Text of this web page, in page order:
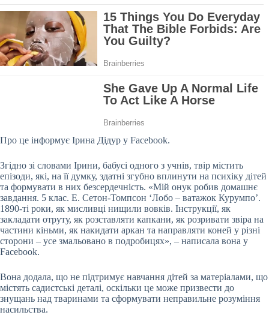
Про це інформує Ірина Дідур у Facebook.
Згідно зі словами Ірини, бабусі одного з учнів, твір містить
епізоди, які, на її думку, здатні згубно вплинути на психіку дітей
та формувати в них безсердечність. «Мій онук робив домашнє
завдання. 5 клас. Е. Сетон-Томпсон ‘Лобо – ватажок Курумпо’.
1890-ті роки, як мисливці нищили вовків. Інструкції, як
закладати отруту, як розставляти капкани, як розривати звіра на
частини кіньми, як накидати аркан та направляти коней у різні
сторони – усе змальовано в подробицях», – написала вона у
Facebook.
Вона додала, що не підтримує навчання дітей за матеріалами, що
містять садистські деталі, оскільки це може призвести до
знущань над тваринами та сформувати неправильне розуміння
насильства.